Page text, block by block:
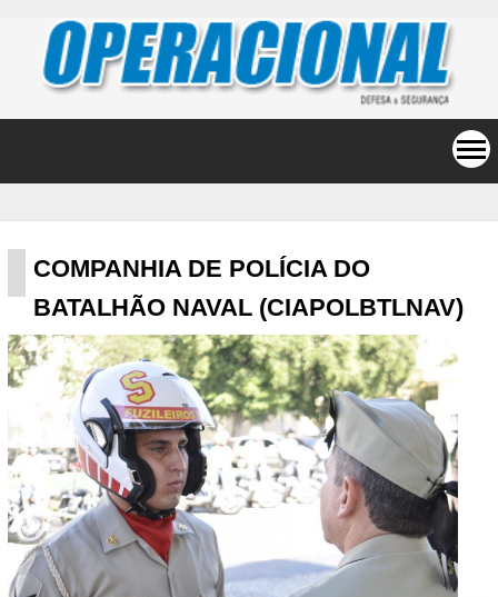
COMPANHIA DE POLÍCIA DO
BATALHÃO NAVAL (CIAPOLBTLNAV)